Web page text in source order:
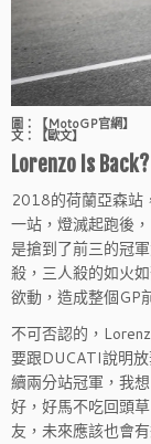
圖：【MotoGP官網】
文：【歐文】
Lorenzo Is Back?
2018的荷蘭亞森站
一站，燈滅起跑後
是搶到了前三的冠
殺，三人殺的如火
欲動，造成整個GP
不可否認的，
要跟DUCATI說明
續兩分站冠軍，我
好，好馬不吃回頭
友，未來應該也會